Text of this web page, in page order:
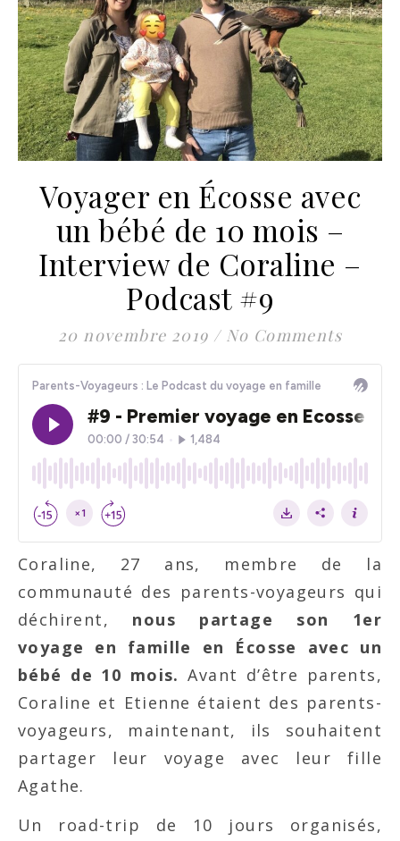
Voyager en Écosse avec
un bébé de 10 mois –
Interview de Coraline –
Podcast #9
20 novembre 2019 / No Comments
Coraline, 27 ans, membre de la
communauté des parents-voyageurs qui
déchirent, nous partage son 1er
voyage en famille en Écosse avec un
bébé de 10 mois. Avant d’être parents,
Coraline et Etienne étaient des parents-
voyageurs, maintenant, ils souhaitent
partager leur voyage avec leur fille
Agathe.
Un road-trip de 10 jours organisés,